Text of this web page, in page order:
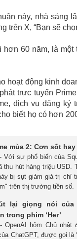
này, nhà sáng
trên X, “Bạn sẽ
hơn 60 năm, là
hoạt động kinh
trực tuyến
dịch vụ đăng
biết họ có hơn
mùa 2: Cơn sốt
Với sự phổ biến của
thu hút hàng triệu USD.
bị sụt giảm giá trị chỉ
trên thị trường tiền số.
lại giọng nói
trong phim ‘Her’
OpenAI hôm Chủ
ChatGPT, được gọi